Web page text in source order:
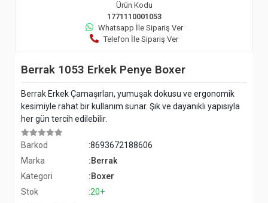
Ürün Kodu
1771110001053
Whatsapp İle Sipariş Ver
Telefon İle Sipariş Ver
Berrak 1053 Erkek Penye Boxer
Berrak Erkek Çamaşırları, yumuşak dokusu ve ergonomik
kesimiyle rahat bir kullanım sunar. Şık ve dayanıklı yapısıyla
her gün tercih edilebilir.
Barkod
:8693672188606
Marka
:Berrak
Kategori
:Boxer
Stok
:20+